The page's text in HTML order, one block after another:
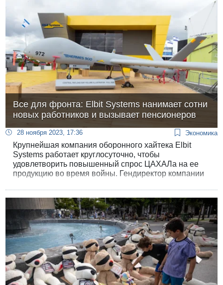
Все для фронта: Elbit Systems нанимает сотни
новых работников и вызывает пенсионеров
28 ноября 2023, 17:36 Экономика
Крупнейшая компания оборонного хайтека Elbit
Systems работает круглосуточно, чтобы
удовлетворить повышенный спрос ЦАХАЛа на ее
продукцию во время войны. Гендиректор компании
публикации результатов «Эльбита» в третьем
квартале 2023 года — что коллектив работает 24
часа в сутки 7 дней в неделю, несмотря на то, что
около 2000 работников были призваны в армию
резервистами.